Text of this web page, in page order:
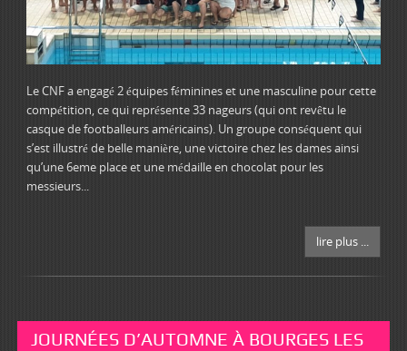
Le CNF a engagé 2 équipes féminines et une masculine pour cette
compétition, ce qui représente 33 nageurs (qui ont revêtu le
casque de footballeurs américains). Un groupe conséquent qui
s’est illustré de belle manière, une victoire chez les dames ainsi
qu’une 6eme place et une médaille en chocolat pour les
messieurs...
lire plus ...
JOURNÉES D’AUTOMNE À BOURGES LES